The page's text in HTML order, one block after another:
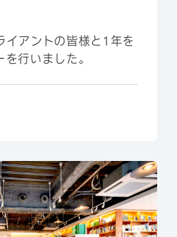
イアントの皆様と1年を
行いました。